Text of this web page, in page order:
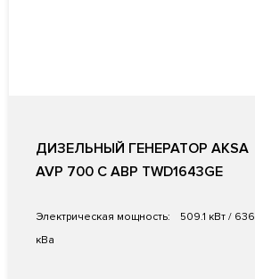
ДИЗЕЛЬНЫЙ ГЕНЕРАТОР AKSA
AVP 700 С АВР TWD1643GE
Электрическая мощность:
509.1 кВт / 636
кВа